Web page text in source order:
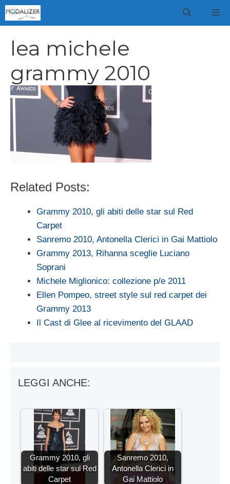
Vai
al
lea michele
grammy 2010
Related Posts:
Grammy 2010, gli abiti delle star sul Red
Carpet
Sanremo 2010, Antonella Clerici in Gai Mattiolo
Grammy 2013, Rihanna sceglie Luciano
Soprani
Michele Miglionico: collezione p/e 2011
Ellen Pompeo, street style sul red carpet dei
Grammy 2013
Il Cast di Glee al ricevimento del GLAAD
LEGGI ANCHE:
Grammy 2010, gli
abiti delle star sul Red
Carpet
Sanremo 2010,
Antonella Clerici in
Gai Mattiolo